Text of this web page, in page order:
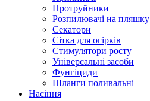
Протруйники
Розпилювачі на пляшку
Секатори
Сітка для огірків
Стимулятори росту
Універсальні засоби
Фунгіциди
Шланги поливальні
Насіння